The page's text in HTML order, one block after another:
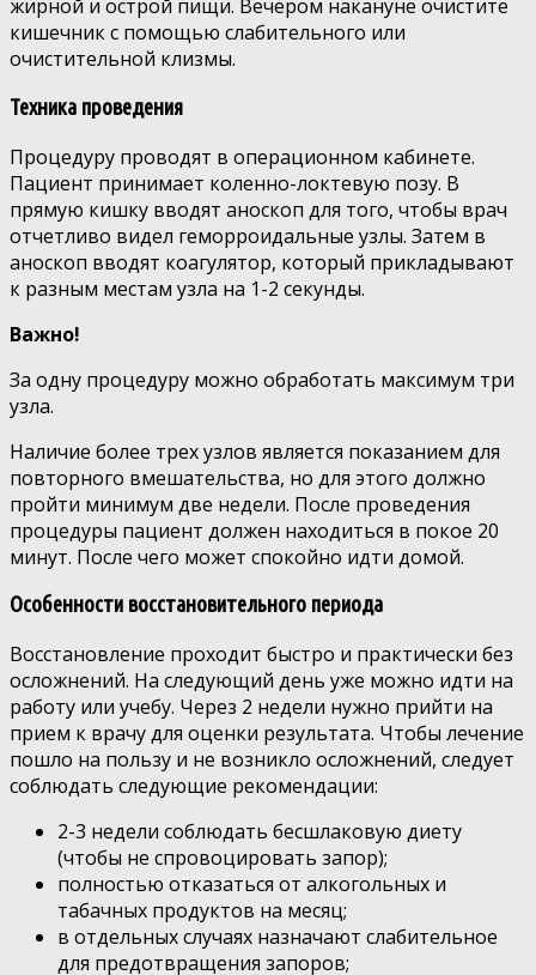
жирной и острой пищи. Вечером накануне очистите
кишечник с помощью слабительного или
очистительной клизмы.
Техника проведения
Процедуру проводят в операционном кабинете.
Пациент принимает коленно-локтевую позу. В
прямую кишку вводят аноскоп для того, чтобы врач
отчетливо видел геморроидальные узлы. Затем в
аноскоп вводят коагулятор, который прикладывают
к разным местам узла на 1-2 секунды.
Важно!
За одну процедуру можно обработать максимум три
узла.
Наличие более трех узлов является показанием для
повторного вмешательства, но для этого должно
пройти минимум две недели. После проведения
процедуры пациент должен находиться в покое 20
минут. После чего может спокойно идти домой.
Особенности восстановительного периода
Восстановление проходит быстро и практически без
осложнений. На следующий день уже можно идти на
работу или учебу. Через 2 недели нужно прийти на
прием к врачу для оценки результата. Чтобы лечение
пошло на пользу и не возникло осложнений, следует
соблюдать следующие рекомендации:
2-3 недели соблюдать бесшлаковую диету
(чтобы не спровоцировать запор);
полностью отказаться от алкогольных и
табачных продуктов на месяц;
в отдельных случаях назначают слабительное
для предотвращения запоров;